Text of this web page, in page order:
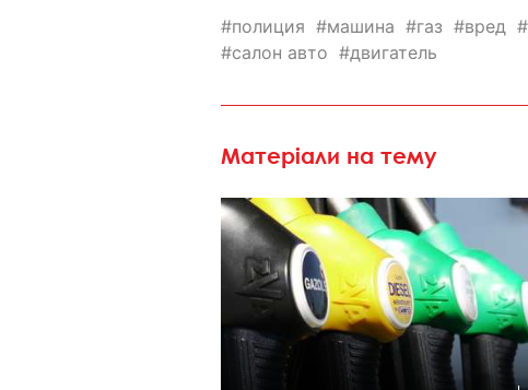
полиция машина газ вред
салон авто
двигатель
Матеріали на тему